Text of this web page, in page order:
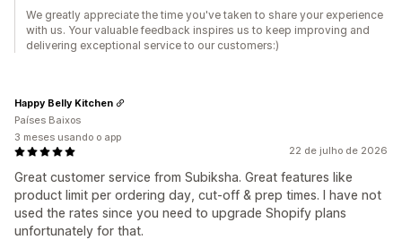
We greatly appreciate the time you've taken to share your experience
with us. Your valuable feedback inspires us to keep improving and
delivering exceptional service to our customers:)
22 de julho de 2026
Great customer service from Subiksha. Great features like
product limit per ordering day, cut-off & prep times. I have not
used the rates since you need to upgrade Shopify plans
unfortunately for that.
Happy Belly Kitchen
Países Baixos
3 meses usando o app